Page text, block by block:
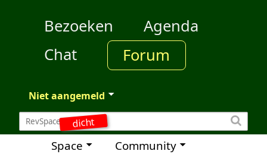
dicht
Bezoeken
Agenda
Chat
Forum
Niet aangemeld
Space Community